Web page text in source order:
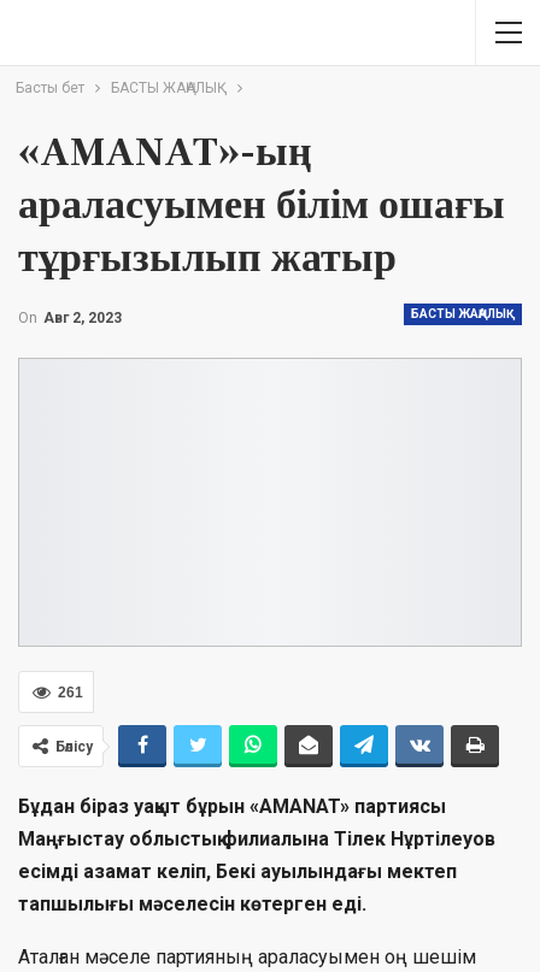
Басты бет БАСТЫ ЖАҢАЛЫҚ
«AMANAT»-ың
араласуымен білім ошағы
тұрғызылып жатыр
БАСТЫ ЖАҢАЛЫҚ
On Авг 2, 2023
261
Бөлісу
Бұдан біраз уақыт бұрын «AMANAT» партиясы
Маңғыстау облыстық филиалына Тілек Нұртілеуов
есімді азамат келіп, Бекі ауылындағы мектеп
тапшылығы мәселесін көтерген еді.
Аталған мәселе партияның араласуымен оң шешім